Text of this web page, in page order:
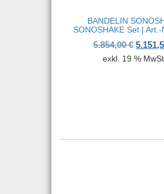
BANDELIN
SONOSHAKE Set | Art.-
5.854,00€
exkl. 19 %